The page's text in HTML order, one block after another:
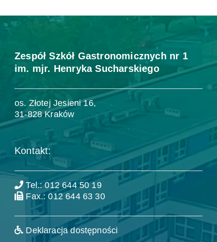
Zespół Szkół Gastronomicznych nr 1
im. mjr. Henryka Sucharskiego
os. Złotej Jesieni 16,
31-828 Kraków
Kontakt:
Tel.: 012 644 50 19
Fax.: 012 644 63 30
Deklaracja dostępności